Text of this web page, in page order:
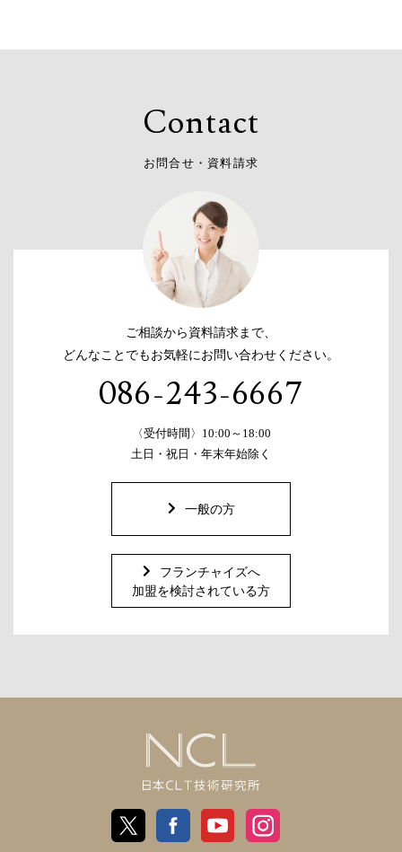
Contact
お 問合せ ・ 資料請求
ご相談から資料請求まで、
どんなことでもお気軽にお問い合わせください。
086-243-6667
〈受付時間〉10:00～18:00
土日・祝日・年末年始除く
一般の方
フランチャイズへ
加盟を検討されている方
日
X Facebook Youtube Instagram